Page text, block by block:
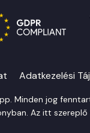
Adatkezelési
Minden jog
Az itt